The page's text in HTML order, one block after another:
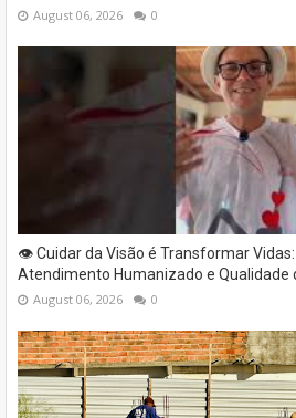
August 06, 2026 0
👁️ Cuidar da Visão é Transformar
Atendimento Humanizado e Qualidade
August 06, 2026 0